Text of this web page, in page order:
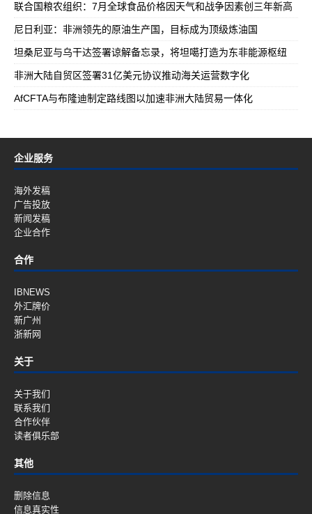
联合国粮农组织：7月全球食品价格因天气和战争因素创三年新高
尼日利亚：非洲领先的原油生产国，目标成为顶级炼油国
坦桑尼亚与乌干达签署谅解备忘录，将坦噶打造为东非能源枢纽
非洲大陆自贸区签署31亿美元协议推动海关运营数字化
AfCFTA与布隆迪制定路线图以加速非洲大陆贸易一体化
企业服务
海外发稿
广告投放
新闻发稿
企业合作
合作
IBNEWS
外汇牌价
新广州
浙新网
关于
关于我们
联系我们
合作伙伴
读者俱乐部
其他
删除信息
信息真实性